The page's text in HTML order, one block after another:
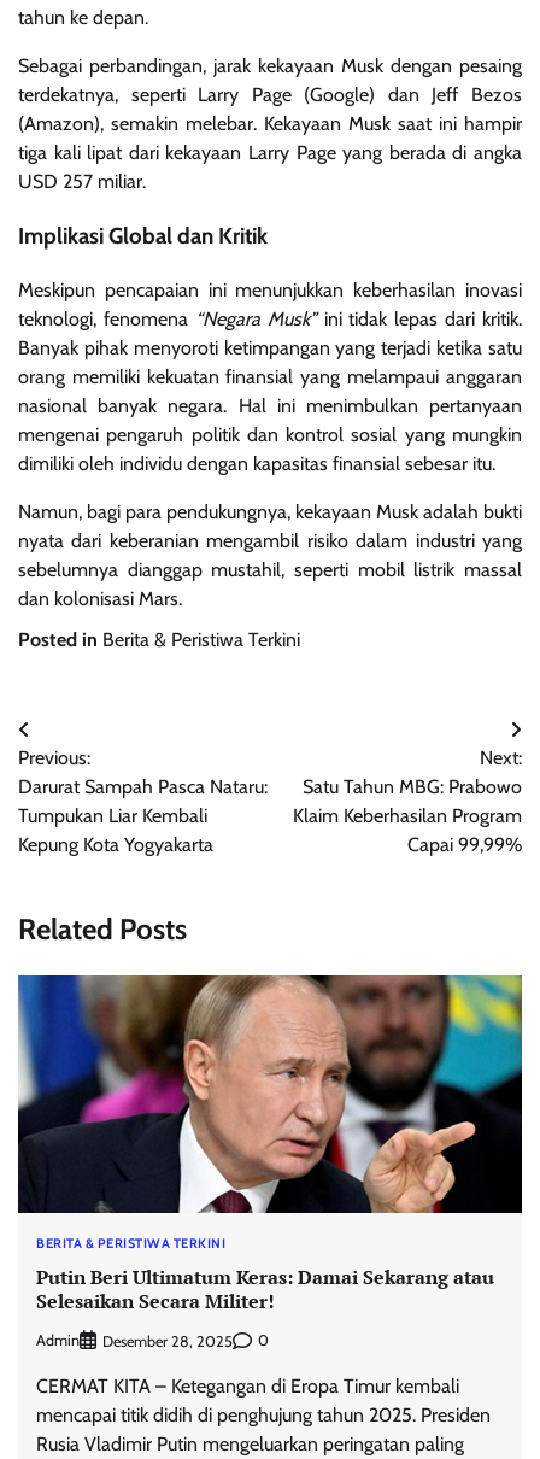
tahun ke depan.
Sebagai perbandingan, jarak kekayaan Musk dengan pesaing
terdekatnya, seperti Larry Page (Google) dan Jeff Bezos
(Amazon), semakin melebar. Kekayaan Musk saat ini hampir
tiga kali lipat dari kekayaan Larry Page yang berada di angka
USD 257 miliar.
Implikasi Global dan Kritik
Meskipun pencapaian ini menunjukkan keberhasilan inovasi
teknologi, fenomena “Negara Musk”ini tidak lepas dari kritik.
Banyak pihak menyoroti ketimpangan yang terjadi ketika satu
orang memiliki kekuatan finansial yang melampaui anggaran
nasional banyak negara. Hal ini menimbulkan pertanyaan
mengenai pengaruh politik dan kontrol sosial yang mungkin
dimiliki oleh individu dengan kapasitas finansial sebesar itu.
Namun, bagi para pendukungnya, kekayaan Musk adalah bukti
nyata dari keberanian mengambil risiko dalam industri yang
sebelumnya dianggap mustahil, seperti mobil listrik massal
dan kolonisasi Mars.
Posted in Berita & Peristiwa Terkini
Navigasi
pos
Previous:
Darurat Sampah Pasca Nataru:
Tumpukan Liar Kembali
Kepung Kota Yogyakarta
Next:
Satu Tahun MBG: Prabowo
Klaim Keberhasilan Program
Capai 99,99%
Related Posts
BERITA & PERISTIWA TERKINI
Putin Beri Ultimatum Keras: Damai Sekarang atau
Selesaikan Secara Militer!
Admin Desember 28, 2025 0
CERMAT KITA – Ketegangan di Eropa Timur kembali
mencapai titik didih di penghujung tahun 2025. Presiden
Rusia Vladimir Putin mengeluarkan peringatan paling